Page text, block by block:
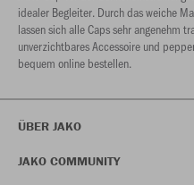
idealer Begleiter. Durch das weiche
lassen sich alle Caps sehr angenehm
unverzichtbares Accessoire und
bequem online bestellen.
ÜBER JAKO
JAKO COMMUNITY